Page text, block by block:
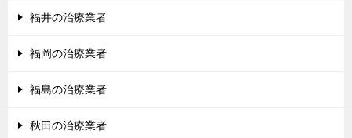
福井の治療業者
福岡の治療業者
福島の治療業者
秋田の治療業者